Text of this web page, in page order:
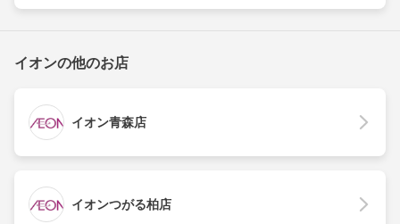
イオンの他のお店
イオン青森店
イオンつがる柏店